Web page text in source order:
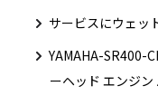
サービスにウェッ
YAMAHA-SR400-
ーヘッド エンジン